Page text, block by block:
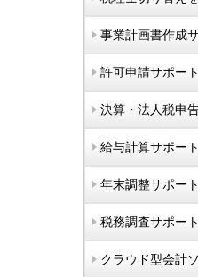
事業計画書作成
許可申請サポート
決算・法人税申
給与計算サポート
年末調整サポート
税務調査サポート
クラウド型会計